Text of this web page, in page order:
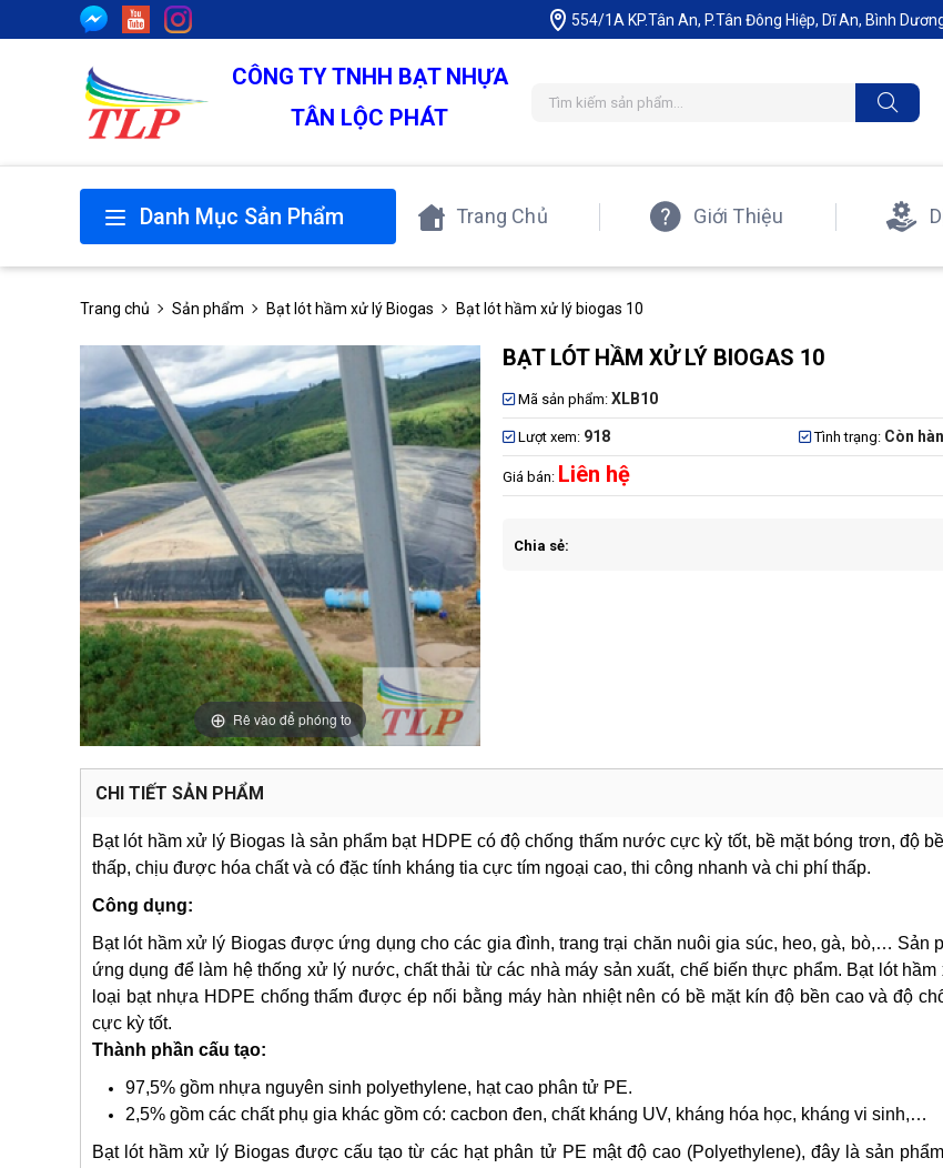
554/1A KP.Tân An, P.Tân Đông Hiệp, Dĩ An, Bình
CÔNG TY TNHH BẠT NHỰA
TÂN LỘC PHÁT
Danh Mục Sản Phẩm Trang Chủ Giới Thiệu
Trang chủ Sản phẩm Bạt lót hầm xử lý Biogas Bạt lót hầm xử lý biogas 10
Rê vào để phóng to
BẠT LÓT HẦM XỬ LÝ BIOGAS 10
Mã sản phẩm:XLB10
Lượt xem: 918 Tình trạng: Còn
Giá bán: Liên hệ
Chia sẻ:
CHI TIẾT SẢN PHẨM
Bạt lót hầm xử lý Biogas là sản phẩm bạt HDPE có độ chống thấm nước cực kỳ tốt, bề mặt bóng trơn, độ
thấp, chịu được hóa chất và có đặc tính kháng tia cực tím ngoại cao, thi công nhanh và chi phí thấp.
Công dụng:
Bạt lót hầm xử lý Biogas được ứng dụng cho các gia đình, trang trại chăn nuôi gia súc, heo, gà, bò,… Sản
ứng dụng để làm hệ thống xử lý nước, chất thải từ các nhà máy sản xuất, chế biến thực phẩm. Bạt lót
loại bạt nhựa HDPE chống thấm được ép nối bằng máy hàn nhiệt nên có bề mặt kín độ bền cao và độ
cực kỳ tốt.
Thành phần cấu tạo:
97,5% gồm nhựa nguyên sinh polyethylene, hạt cao phân tử PE.
2,5% gồm các chất phụ gia khác gồm có: cacbon đen, chất kháng UV, kháng hóa học, kháng vi sinh,…
Bạt lót hầm xử lý Biogas được cấu tạo từ các hạt phân tử PE mật độ cao (Polyethylene), đây là sản